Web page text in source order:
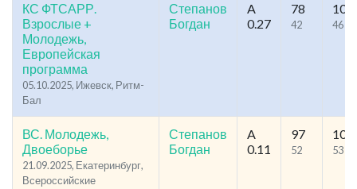
КС ФТСАРР.
Взрослые +
Молодежь,
Европейская
программа
05.10.2025, Ижевск, Ритм-
Бал
Степанов
Богдан
A
0.27
78
42
108
46
ВС. Молодежь,
Двоеборье
21.09.2025, Екатеринбург,
Всероссийские
Степанов
Богдан
A
0.11
97
52
103
53